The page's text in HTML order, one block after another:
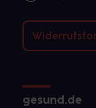
gesund.de